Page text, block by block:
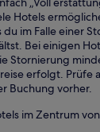
Hotels
im Falle einer
Bei einigen
Stornierung
erfolgt. Prüfe
Buchung vorher.
im Zentrum